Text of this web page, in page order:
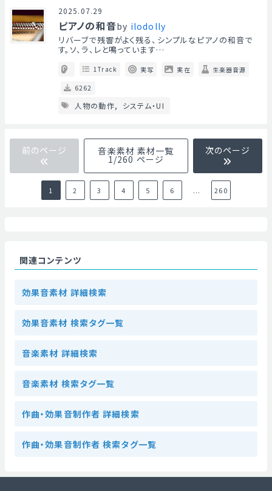
2025.07.29
ピアノの和音by ilodolly
リバーブで残響がよく残る、シンプルなピアノの和音で
す。ソ、ラ、レと鳴っています…
1Track 実写 実在
生楽器音源
6262
人物の動作 システム・UI
前のページ 音楽素材 素材一覧
1/260 ページ
次のページ
1 2 3 4 5 6 ... 260
関連コンテンツ
効果音素材 詳細検索
効果音素材 検索タグ一覧
音楽素材 詳細検索
音楽素材 検索タグ一覧
作曲・効果音制作者 詳細検索
作曲・効果音制作者 検索タグ一覧